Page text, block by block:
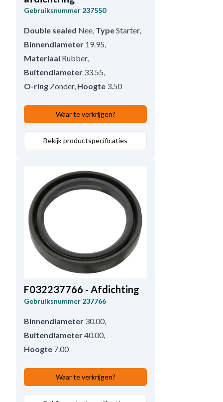
Gebruiksnummer 237550
Double sealed Nee TypeStarter,
Binnendiameter 19.95
Materiaal Rubber,
Buitendiameter 33.55
O-ring Zonder, Hoogte 3.50
Waar te verkrijgen?
Bekijk productspecificaties
F032237766 - Afdichting
Gebruiksnummer 237766
Binnendiameter 30.00,
Buitendiameter40.00,
Hoogte 7.00
Waar te verkrijgen?